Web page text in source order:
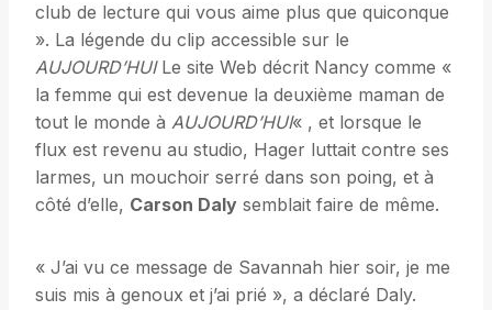
club de lecture qui vous aime plus que quiconque
». La légende du clip accessible sur le
AUJOURD’HUILe site Web décrit Nancy comme «
la femme qui est devenue la deuxième maman de
tout le monde à AUJOURD’HUI« , et lorsque le
flux est revenu au studio, Hager luttait contre ses
larmes, un mouchoir serré dans son poing, et à
côté d’elle, Carson Daly semblait faire de même.
« J’ai vu ce message de Savannah hier soir, je me
suis mis à genoux et j’ai prié », a déclaré Daly.